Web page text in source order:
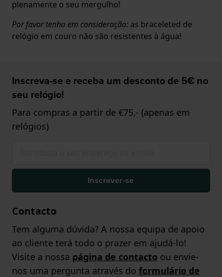
plenamente o seu mergulho!
Por favor tenha em consideração: as braceleted de
relógio em couro não são resistentes à água!
Inscreva-se e receba um desconto de 5€ no
seu relógio!
Para compras a partir de €75,- (apenas em
relógios)
Inscrever-se
Contacto
Tem alguma dúvida? A nossa equipa de apoio
ao cliente terá todo o prazer em ajudá-lo!
Visite a nossa página de contacto ou envie-
nos uma pergunta através do formulário de